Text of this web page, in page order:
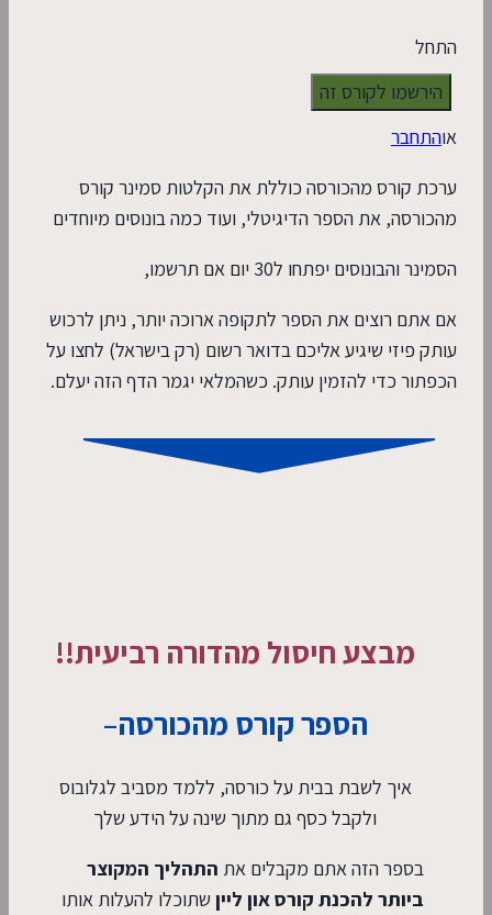
התחל
אוהתחבר
ערכת קורס מהכורסה כוללת את הקלטות סמינר קורס
מהכורסה, את הספר הדיגיטלי, ועוד כמה בונוסים מיוחדים
הסמינר והבונוסים יפתחו ל30 יום אם תרשמו,
אם אתם רוצים את הספר לתקופה ארוכה יותר, ניתן לרכוש
עותק פיזי שיגיע אליכם בדואר רשום (רק בישראל) לחצו על
הכפתור כדי להזמין עותק. כשהמלאי יגמר הדף הזה יעלם.
מבצע חיסול מהדורה רביעית!!
הספר קורס מהכורסה–
איך לשבת בבית על כורסה, ללמד מסביב לגלובוס
ולקבל כסף גם מתוך שינה על הידע שלך
בספר הזה אתם מקבלים את התהליך המקוצר
ביותר להכנת קורס און ליין שתוכלו להעלות אותו